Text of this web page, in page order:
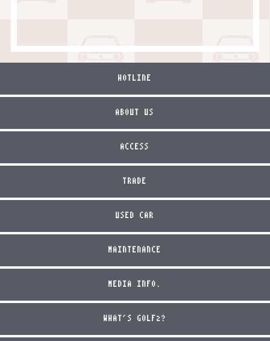
HOTLINE
ABOUT US
ACCESS
TRADE
USED CAR
MAINTENANCE
MEDIA INFO.
WHAT'S GOLF2?